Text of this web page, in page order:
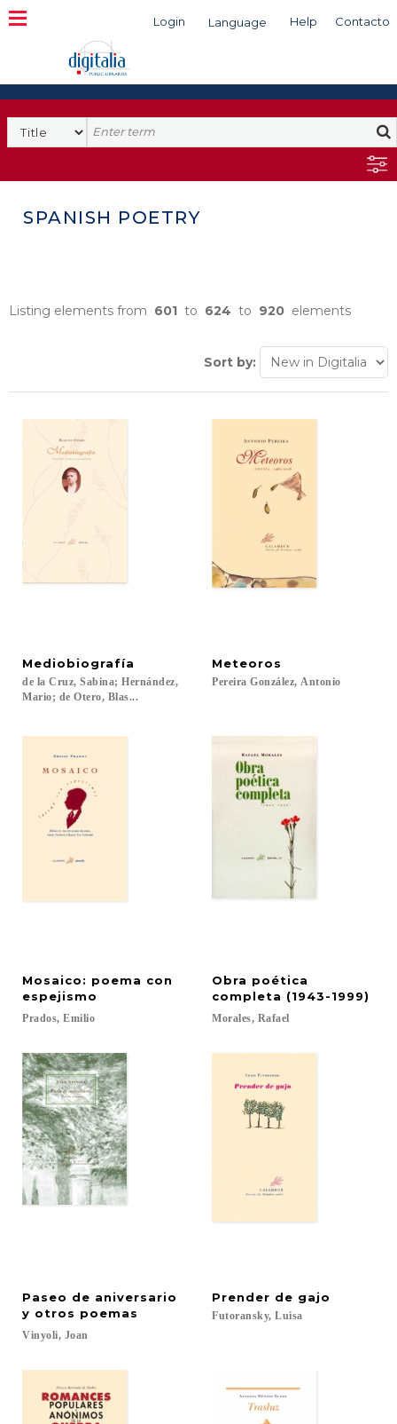
Login Language Help Contacto
Search
SPANISH POETRY
Listing elements from 601 to 624 to 920 elements
Sort by:
Mediobiografía
de la Cruz, Sabina; Hernández,
Mario; de Otero, Blas...
Meteoros
Pereira González, Antonio
Mosaico: poema con
espejismo
Prados, Emilio
Obra poética
completa (1943-1999)
Morales, Rafael
Paseo de aniversario
y otros poemas
Vinyoli, Joan
Prender de gajo
Futoransky, Luisa